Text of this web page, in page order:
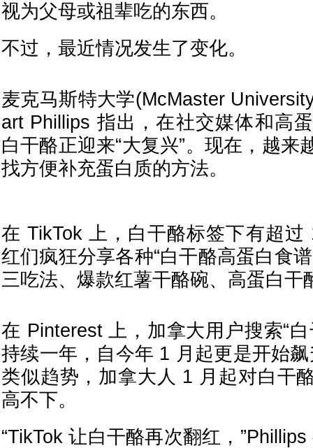
视为父母或祖辈吃的东西。
不过，最近情况发生了变化。
麦克马斯特大学(McMaster
art Phillips 指出，在社交媒体和高
白干酪正迎来“大复兴”。现在，越来
找方便补充蛋白质的方法。
在 TikTok 上，白干酪标签下有超过
红们疯狂分享各种“白干酪高蛋白食
三吃法、爆款红薯干酪碗、高蛋白干
在 Pinterest 上，加拿大用户搜索“
持续一年，自今年 1 月起更是开始
类似趋势，加拿大人 1 月起对白干
高不下。
“TikTok 让白干酪再次翻红，